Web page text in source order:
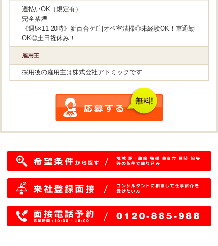
週払いOK（規定有）
完全禁煙
《週5×11-20時》新百合ケ丘|オペ室清掃◎未経験OK！車通勤
OK◎土日祝休み！
雇用主
採用後の雇用主は株式会社アドミックです